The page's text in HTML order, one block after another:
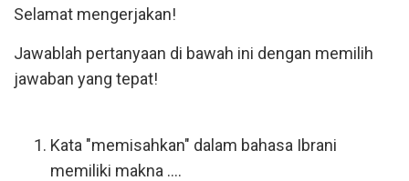
Selamat mengerjakan!
Jawablah pertanyaan di bawah ini dengan memilih
jawaban yang tepat!
Kata "memisahkan" dalam bahasa Ibrani
memiliki makna ....